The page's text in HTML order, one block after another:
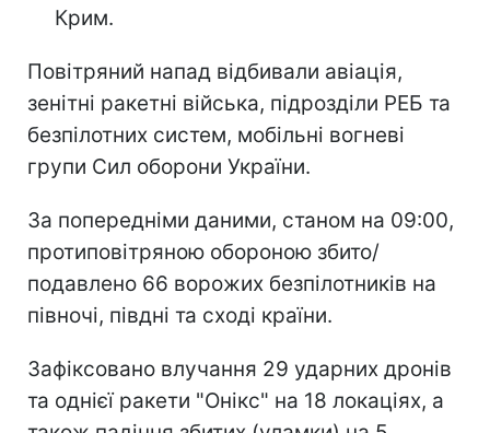
Крим.
Повітряний напад відбивали авіація,
зенітні ракетні війська, підрозділи РЕБ та
безпілотних систем, мобільні вогневі
групи Сил оборони України.
За попередніми даними, станом на 09:00,
протиповітряною обороною збито/
подавлено 66 ворожих безпілотників на
півночі, півдні та сході країни.
Зафіксовано влучання 29 ударних дронів
та однієї ракети "Онікс" на 18 локаціях, а